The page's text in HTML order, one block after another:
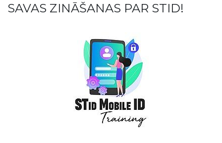
SAVAS ZINĀŠANAS PAR STID!